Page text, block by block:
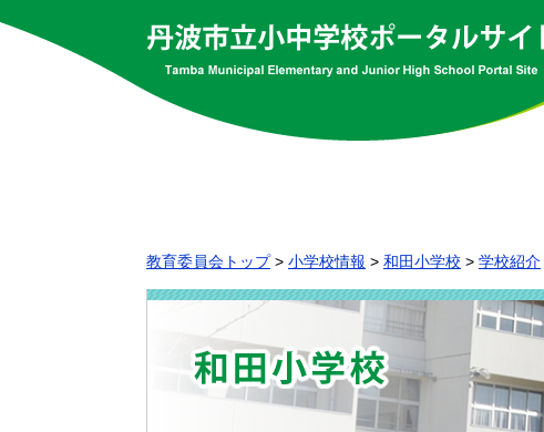
教育委員会トップ > 小学校情報 > 和田小学校 > 学校紹介